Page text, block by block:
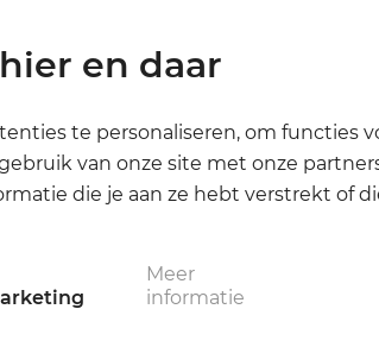
Algemene
voorwaarden
en daar
te personaliseren, om functies
van onze site met onze
die je aan ze hebt verstrekt of
Meer
informatie